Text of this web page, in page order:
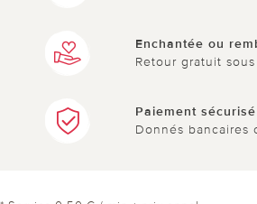
Enchantée ou
Retour gratuit sous
Paiement sécurisé
Donnés bancaires